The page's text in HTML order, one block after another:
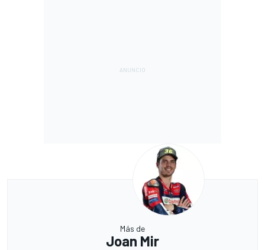
Más de
Joan Mir